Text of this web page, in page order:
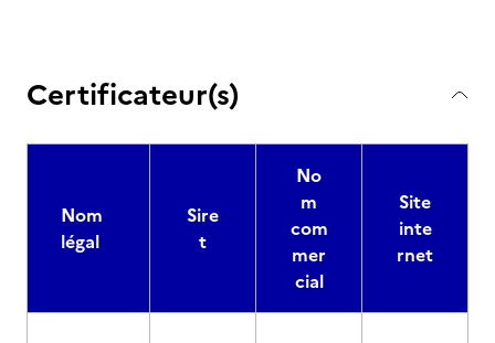
Certificateur(s)
Nom
légal
Sire
t
No
m
com
mer
cial
Site
inte
rnet